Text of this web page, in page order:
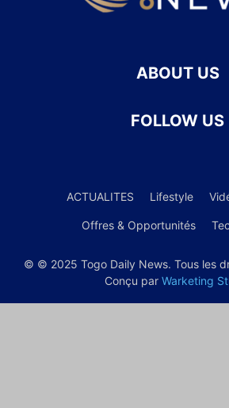
ABOUT US
FOLLOW US
ACTUALITES Lifestyle
Offres & Opportunités
© © 2025 Togo Daily News. Tous les
Conçu par Warketing